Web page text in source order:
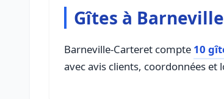
Gîtes à
Barneville-Carteret compte 10
avec avis clients, coordonnées et